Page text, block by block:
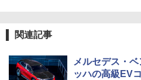
関連記事
メルセデス・
ッハの高級EV